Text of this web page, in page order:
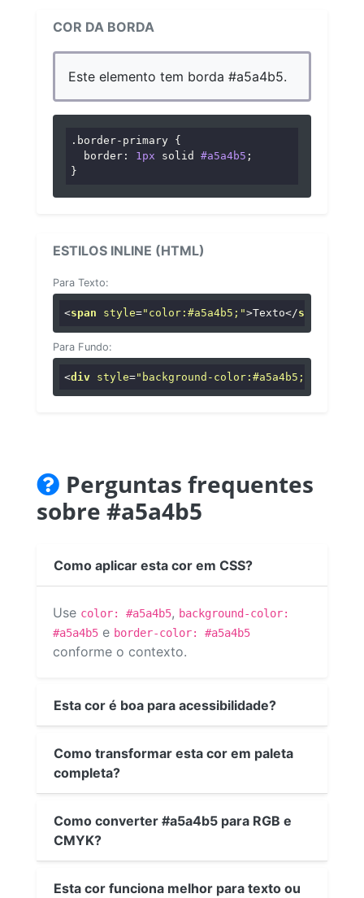
COR DA BORDA
Este elemento tem borda #a5a4b5.
.border-primary {
border : 1px solid #a5a4b5 ;
}
ESTILOS INLINE (HTML)
Para Texto:
<span style="color:#a5a4b5;">Texto</span
Para Fundo:
<div style="background-color:#a5a4b5;"
Perguntas frequentes
sobre #a5a4b5
Como aplicar esta cor em CSS?
Use color: #a5a4b5, background-color:
#a5a4b5 e border-color: #a5a4b5
conforme o contexto.
Esta cor é boa para acessibilidade?
Como transformar esta cor em paleta
completa?
Como converter #a5a4b5 para RGB e
CMYK?
Esta cor funciona melhor para texto ou